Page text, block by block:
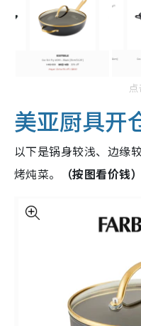
美亚厨具开
以下是锅身较浅、边缘
烤炖菜。
（按图看价钱）